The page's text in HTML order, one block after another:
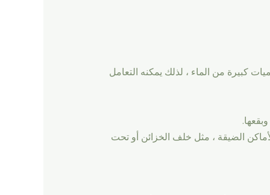
حوالي 212 درجة فهرنهايت ، ولا يستهلك كميات كبيرة من الماء ، لذلك يمكنه التعامل
الضيقة ، مثل خلف الخزائن أو تحت